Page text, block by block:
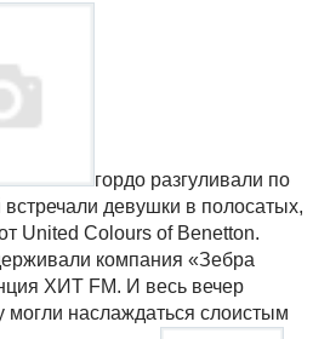
гордо разгуливали по
встречали девушки в полосатых,
United Colours of Benetton.
компания «Зебра
ХИТ FM. И весь вечер
могли наслаждаться слоистым